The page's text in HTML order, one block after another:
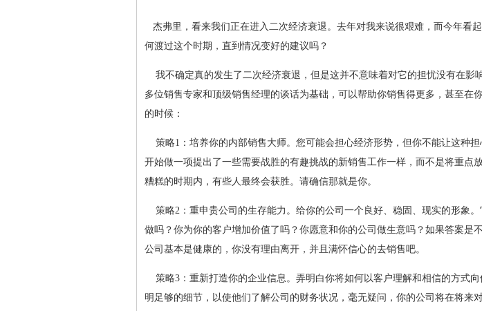
杰弗里，看来我们正在进入二次经济衰退。去年对我来说很艰难，而今年看
何渡过这个时期，直到情况变好的建议吗？
我不确定真的发生了二次经济衰退，但是这并不意味着对它的担忧没有在影
多位销售专家和顶级销售经理的谈话为基础，可以帮助你销售得更多，甚至在
的时候：
策略1：培养你的内部销售大师。您可能会担心经济形势，但你不能让这种
开始做一项提出了一些需要战胜的有趣挑战的新销售工作一样，而不是将重点
糟糕的时期内，有些人最终会获胜。请确信那就是你。
策略2：重申贵公司的生存能力。给你的公司一个良好、稳固、现实的形象
做吗？你为你的客户增加价值了吗？你愿意和你的公司做生意吗？如果答案是
公司基本是健康的，你没有理由离开，并且满怀信心的去销售吧。
策略3：重新打造你的企业信息。弄明白你将如何以客户理解和相信的方式
明足够的细节，以使他们了解公司的财务状况，毫无疑问，你的公司将在将来